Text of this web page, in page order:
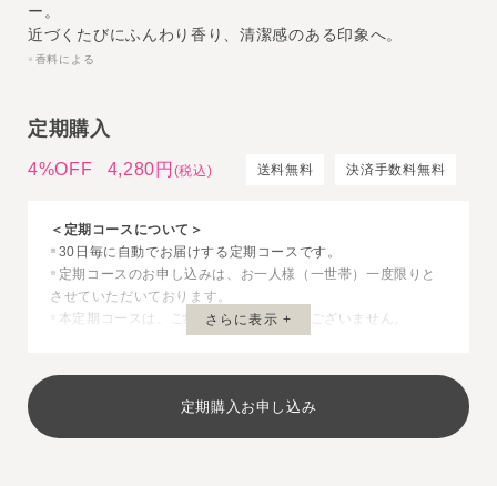
ー。
近づくたびにふんわり香り、清潔感のある印象へ。
※ 香料による
定期購入
4%OFF 4,280円 (税込) 送料無料 決済手数料無料
＜定期コースについて＞
※ 30日毎に自動でお届けする定期コースです。
定期コースのお申し込みは、お一人様（一世帯）一度限りと
させていただいております。
本定期コースは、ご継続回数のお約束はございません。
ご解約の場合は、次回発送予定日の10日前までに必ずお電話
さらに表示 +
定期購入お申し込み